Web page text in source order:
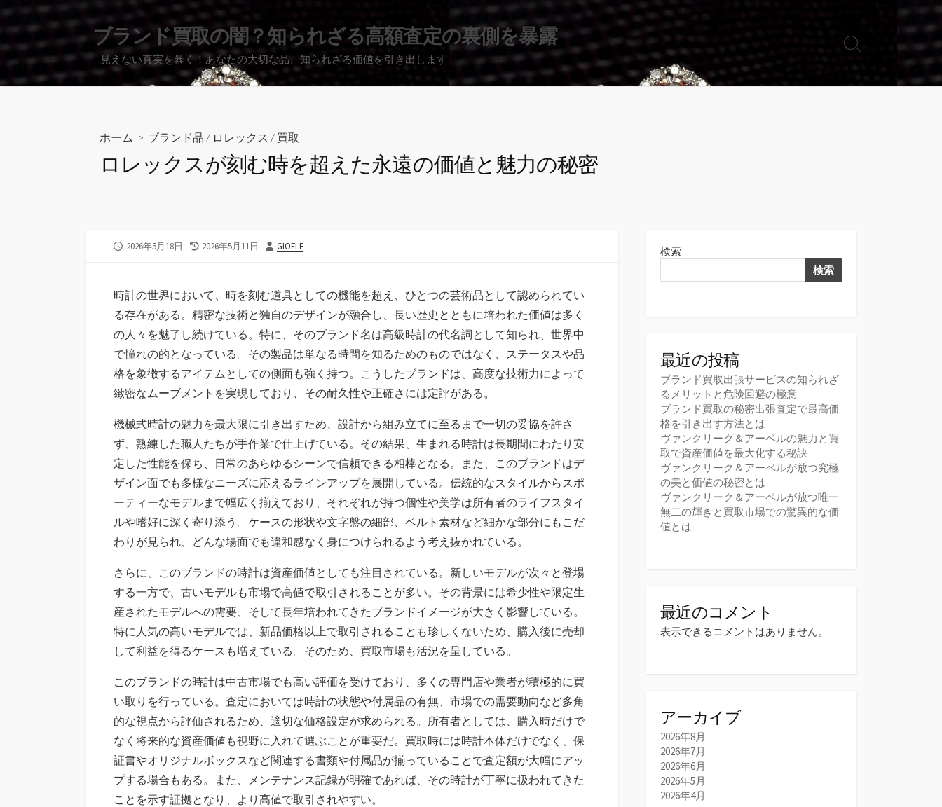
コ
ン
テ
ン
ツ
ブランド買取の闇？知られざる高額査定の裏側を暴露
見えない真実を暴く！あなたの大切な品、知られざる価値を引き出します
検
ホーム > ブランド品 / ロレックス / 買取
ロレックスが刻む時を超えた永遠の価値と魅力の秘密
公
2026年5月18日
最
日
2026年5月11日
投
GIOELE
時計の世界において、時を刻む道具としての機能を超え、ひとつの芸術品として認められてい
る存在がある。 精密な技術と独自のデザインが融合し、長い歴史とともに培われた価値は多く
の人々を魅了し続けている。特に、そのブランド名は高級時計の代名詞として知られ、世界中
で憧れの的となっている。その製品は単なる時間を知るためのものではなく、ステータスや品
格を象徴するアイテムとしての側面も強く持つ。こうしたブランドは、高度な技術力によって
緻密なムーブメントを実現しており、その耐久性や正確さには定評がある。
機械式時計の魅力を最大限に引き出すため、設計から組み立てに至るまで一切の妥協を許さ
ず、熟練した職人たちが手作業で仕上げている。その結果、生まれる時計は長期間にわたり安
定した性能を保ち、日常のあらゆるシーンで信頼できる相棒となる。また、このブランドはデ
ザイン面でも多様なニーズに応えるラインアップを展開している。伝統的なスタイルからスポ
ーティーなモデルまで幅広く揃えており、それぞれが持つ個性や美学は所有者のライフスタイ
ルや嗜好に深く寄り添う。ケースの形状や文字盤の細部、ベルト素材など細かな部分にもこだ
わりが見られ、どんな場面でも違和感なく身につけられるよう考え抜かれている。
さらに、このブランドの時計は資産価値としても注目されている。新しいモデルが次々と登場
する一方で、古いモデルも市場で高値で取引されることが多い。その背景には希少性や限定生
産されたモデルへの需要、そして長年培われてきたブランドイメージが大きく影響している。
特に人気の高いモデルでは、新品価格以上で取引されることも珍しくないため、購入後に売却
して利益を得るケースも増えている。そのため、買取市場も活況を呈している。
このブランドの時計は中古市場でも高い評価を受けており、多くの専門店や業者が積極的に買
い取りを行っている。査定においては時計の状態や付属品の有無、市場での需要動向など多角
的な視点から評価されるため、適切な価格設定が求められる。所有者としては、購入時だけで
なく将来的な資産価値も視野に入れて選ぶことが重要だ。買取時には時計本体だけでなく、保
証書やオリジナルボックスなど関連する書類や付属品が揃っていることで査定額が大幅にアッ
プする場合もある。また、メンテナンス記録が明確であれば、その時計が丁寧に扱われてきた
ことを示す証拠となり、より高値で取引されやすい。
検索
検索
最近の投稿
ブランド買取出張サービスの知られざ
るメリットと危険回避の極意
ブランド買取の秘密出張査定で最高価
格を引き出す方法とは
ヴァンクリーク＆アーペルの魅力と買
取で資産価値を最大化する秘訣
ヴァンクリーク＆アーペルが放つ究極
の美と価値の秘密とは
ヴァンクリーク＆アーペルが放つ唯一
無二の輝きと買取市場での驚異的な価
値とは
最近のコメント
表示できるコメントはありません。
アーカイブ
2026年8月
2026年7月
2026年6月
2026年5月
2026年4月